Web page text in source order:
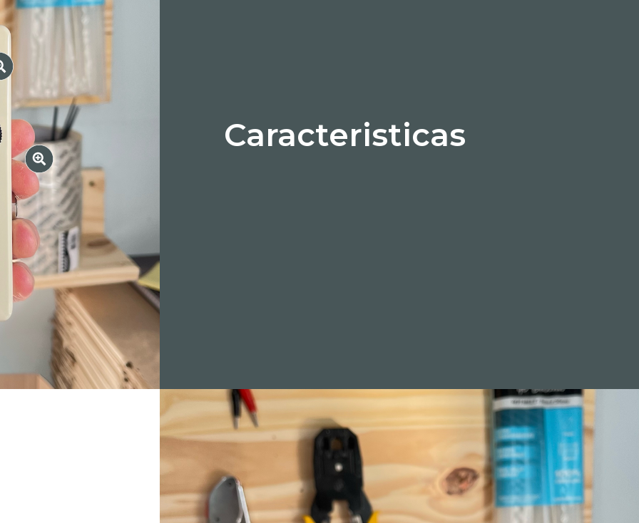
Caracteristicas